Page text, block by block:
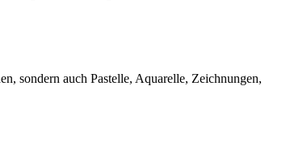
sondern auch Pastelle, Aquarelle, Zeichnungen,